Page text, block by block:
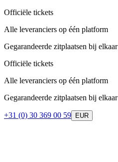
Officiële tickets
Alle leveranciers op één platform
Gegarandeerde zitplaatsen bij elkaar
Officiële tickets
Alle leveranciers op één platform
Gegarandeerde zitplaatsen bij elkaar
+31 (0) 30 369 00 59 EUR